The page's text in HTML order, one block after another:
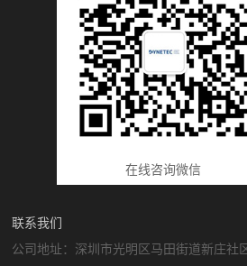
在线咨询微信
联系我们
公司地址：深圳市光明区马田街道新庄社